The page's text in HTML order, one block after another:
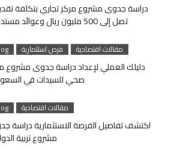
دراسة جدوى مشروع مركز تجاري بتكلفة
تصل إلى 500 مليون ريال وعوائد مستدامة
فرص استثمارية مقالات اقتصادية
دليلك العملي لإعداد دراسة جدوى مشروع
صحي للسيدات في
مقالات اقتصادية
اكتشف تفاصيل الفرصة الاستثمارية دراسة
مشروع تربية